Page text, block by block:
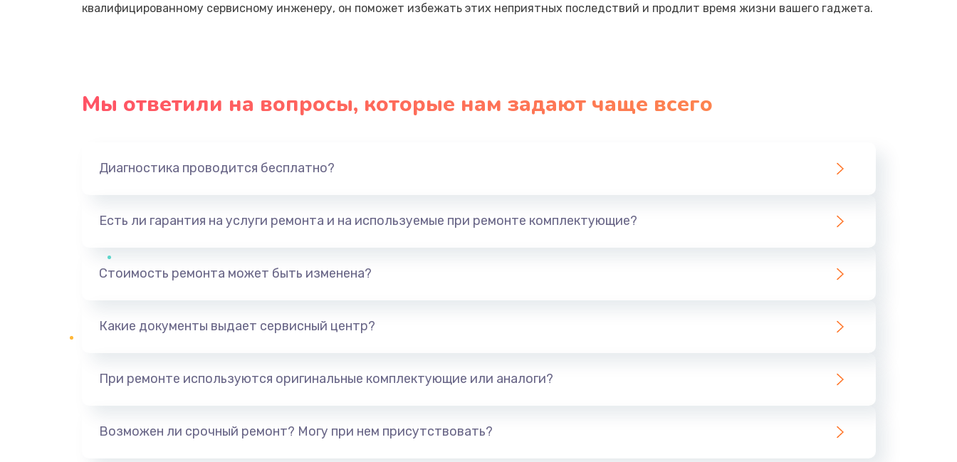
квалифицированному сервисному инженеру, он поможет избежать этих неприятных последствий и продлит время жизни вашего гаджета.
Мы ответили на вопросы, которые нам задают чаще всего
Диагностика проводится бесплатно?
Есть ли гарантия на услуги ремонта и на используемые при ремонте комплектующие?
Стоимость ремонта может быть изменена?
Какие документы выдает сервисный центр?
При ремонте используются оригинальные комплектующие или аналоги?
Возможен ли срочный ремонт? Могу при нем присутствовать?